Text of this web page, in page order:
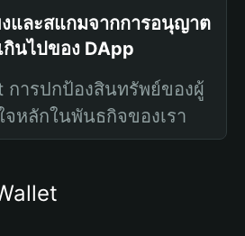
และสแกมจากการอนุญาต
กินไปของ DApp
การปกป้องสินทรัพย์ของผู้
จหลักในพันธกิจของเรา